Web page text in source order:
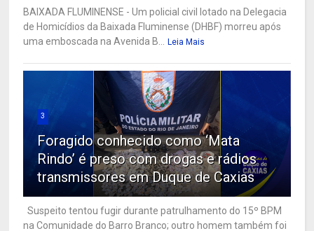
BAIXADA FLUMINENSE - Um policial civil lotado na Delegacia
de Homicídios da Baixada Fluminense (DHBF) morreu após
uma emboscada na Avenida B...
Leia Mais
3
Foragido conhecido como ‘Mata
Rindo’ é preso com drogas e rádios
transmissores em Duque de Caxias
Suspeito tentou fugir durante patrulhamento do 15º BPM
na Comunidade do Barro Branco; outro homem também foi